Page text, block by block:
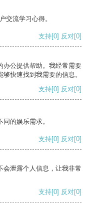
交流学习心得。
支持[0] 反对[0]
办公提供帮助。我经常需要
快速找到我需要的信息。
支持[0] 反对[0]
的娱乐需求。
支持[0] 反对[0]
会泄露个人信息，让我非常
支持[0] 反对[0]